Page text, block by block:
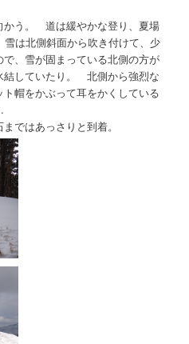
かう。 道は緩やかな登り、夏場
は北側斜面から吹き付けて、少
、雪が固まっている北側の方が
結していたり。 北側から強烈な
帽をかぶって耳をかくしている
ではあっさりと到着。